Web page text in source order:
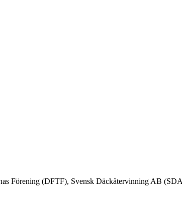
Förening (DFTF), Svensk Däckåtervinning AB